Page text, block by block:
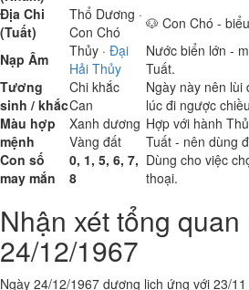
Địa Chi
(Tuất)
Thổ Dương ·
Con Chó
🐶 Con Chó -
Nạp Âm
Thủy · Đại
Hải Thủy
Nước biển lớn -
Tuất.
Tương
sinh / khắc
Chi khắc
Can
Ngày này nên lùi
lúc đi ngược
Màu hợp
mệnh
Xanh dương
Vàng đất
Hợp với hành
Tuất - nên dùng
Con số
may mắn
0, 1, 5, 6, 7,
8
Dùng cho việc
thoại.
Nhận xét tổng quan
24/12/1967
Ngày 24/12/1967 dương lịch ứng với 23/